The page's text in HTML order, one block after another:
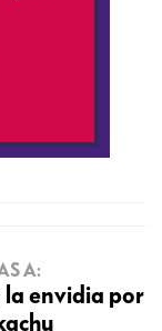
A:
la envidia por